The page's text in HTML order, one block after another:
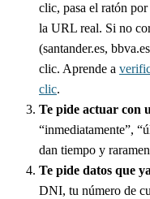
clic, pasa el ratón
la URL real. Si no
(santander.es,
clic. Aprende a
clic.
Te pide actuar con
“inmediatamente”,
dan tiempo y
Te pide datos que
DNI, tu número de